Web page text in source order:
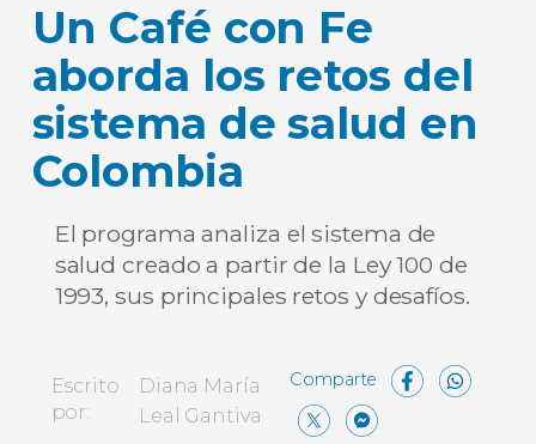
Un Café con Fe
aborda los retos del
sistema de salud en
Colombia
El programa analiza el sistema de
salud creado a partir de la Ley 100 de
1993, sus principales retos y desafíos.
Escrito
por:
Diana María
Leal Gantiva
X